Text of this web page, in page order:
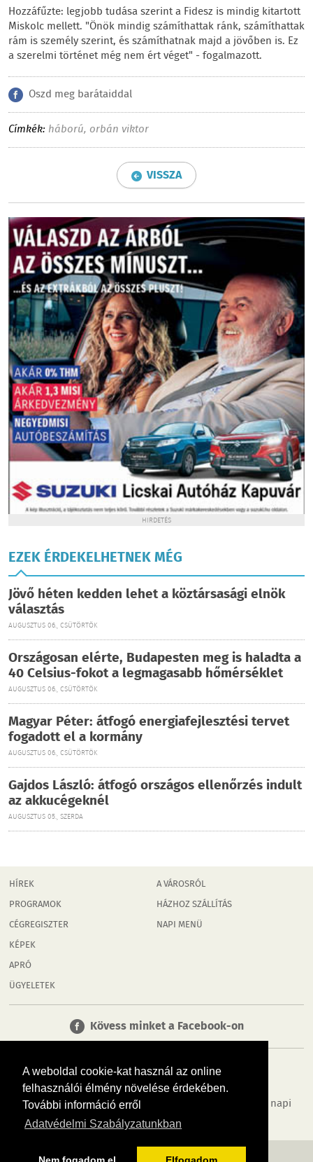
A weboldal cookie-kat használ az online
felhasználói élmény növelése érdekében.
További információ erről
Adatvédelmi Szabályzatunkban
Hozzáfűzte: legjobb tudása szerint a Fidesz is mindig kitartott
Miskolc mellett. "Önök mindig számíthattak ránk, számíthattak
rám is személy szerint, és számíthatnak majd a jövőben is. Ez
a szerelmi történet még nem ért véget" - fogalmazott.
Oszd meg barátaiddal
Címkék: háború, orbán viktor
VISSZA
HIRDETÉS
EZEK ÉRDEKELHETNEK MÉG
Jövő héten kedden lehet a köztársasági elnök
választás
AUGUSZTUS 06., CSÜTÖRTÖK
Országosan elérte, Budapesten meg is haladta a
40 Celsius-fokot a legmagasabb hőmérséklet
AUGUSZTUS 06., CSÜTÖRTÖK
Magyar Péter: átfogó energiafejlesztési tervet
fogadott el a kormány
AUGUSZTUS 06., CSÜTÖRTÖK
Gajdos László: átfogó országos ellenőrzés indult
az akkucégeknél
AUGUSZTUS 05., SZERDA
HÍREK
PROGRAMOK
CÉGREGISZTER
KÉPEK
APRÓ
ÜGYELETEK
A VÁROSRÓL
HÁZHOZ SZÁLLÍTÁS
NAPI MENÜ
Kövess minket a Facebook-on
Tudj meg többet városodról! Hírek, programok, képek, napi
menü, cégek…. és minden, ami Rábaköz
MÉDIAAJÁNLÓ ADATVÉDELEM IMPRESSZUM RÓLUNK